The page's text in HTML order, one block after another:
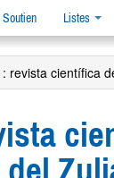
Soutien Listes
revista científica